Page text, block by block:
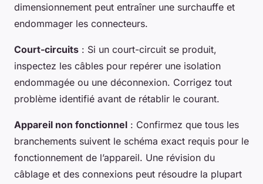
dimensionnement peut entraîner une surchauffe et
endommager les connecteurs.
Court-circuits : Si un court-circuit se produit,
inspectez les câbles pour repérer une isolation
endommagée ou une déconnexion. Corrigez tout
problème identifié avant de rétablir le courant.
Appareil non fonctionnel : Confirmez que tous les
branchements suivent le schéma exact requis pour le
fonctionnement de l’appareil. Une révision du
câblage et des connexions peut résoudre la plupart